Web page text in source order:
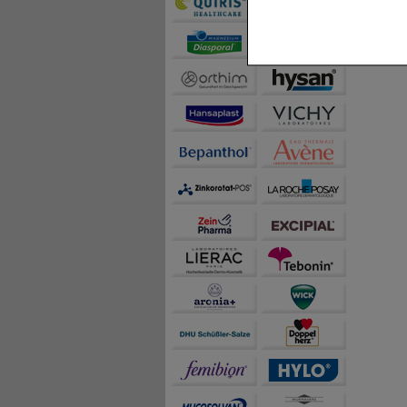
Diese
beispielsweise für
Inhalte anzuzeigen
Statistik & Tracking:
sammeln, mit deren
auch die Werbung
teilweise an Dritte wie